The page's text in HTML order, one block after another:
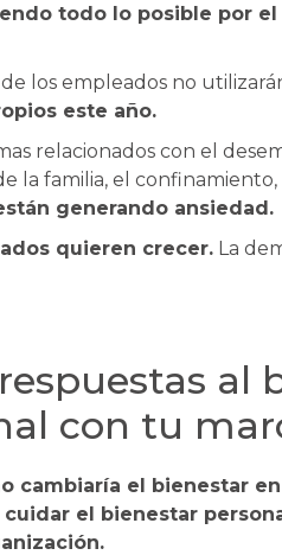
todo lo posible por
los empleados no
este año.
relacionados con el
la familia, el
generando ansiedad.
quieren crecer. La
al
con tu
cambiaría el bienestar
cuidar el bienestar